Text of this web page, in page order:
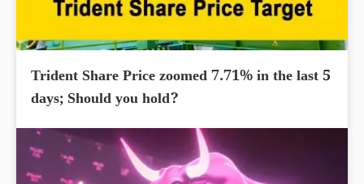
Trident Share Price zoomed 7.71% in the last 5
days; Should you hold?